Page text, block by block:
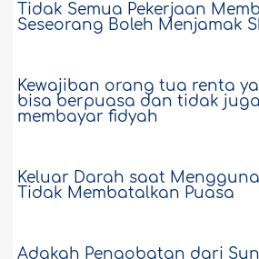
Tidak Semua Pekerjaan
Seseorang Boleh Menjamak
Kewajiban orang tua renta
bisa berpuasa dan tidak
membayar fidyah
Keluar Darah saat
Tidak Membatalkan Puasa
Adakah Pengobatan dari